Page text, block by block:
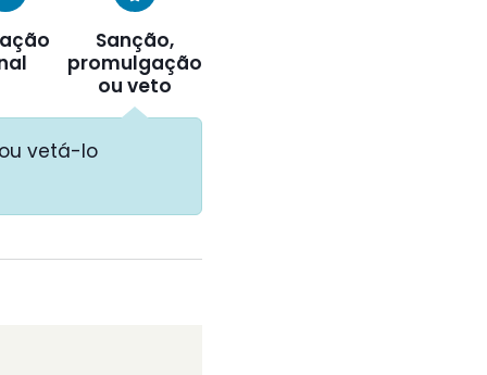
Sanção,
promulgação
ou veto
vetá-lo